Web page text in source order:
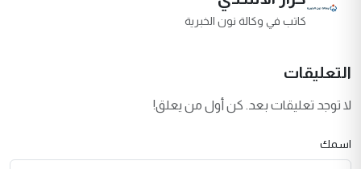
كاتب في وكالة نون الخبرية
التعليقات
لا توجد تعليقات بعد. كن أول من يعلق!
اسمك